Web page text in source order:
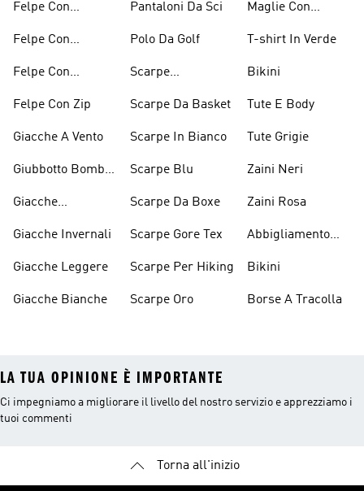
Felpe Con
Felpe Con
Felpe Con
Felpe Con Zip
Giacche A Vento
Giubbotto Bomber
Imbottiti
Giacche
Giacche Invernali
Giacche Leggere
Giacche Bianche
Pantaloni Da Sci
Polo Da Golf
Scarpe
Scarpe Da Basket
Scarpe In Bianco
Scarpe Blu
Scarpe Da Boxe
Scarpe Gore Tex
Scarpe Per Hiking
Scarpe Oro
Maglie Con
T-shirt In Verde
Bikini
Tute E Body
Tute Grigie
Zaini Neri
Zaini Rosa
Abbigliamento
Bikini
Borse A Tracolla
LA TUA OPINIONE È IMPORTANTE
Ci impegniamo a migliorare il livello del nostro servizio e apprezziamo i
tuoi commenti
Torna all'inizio